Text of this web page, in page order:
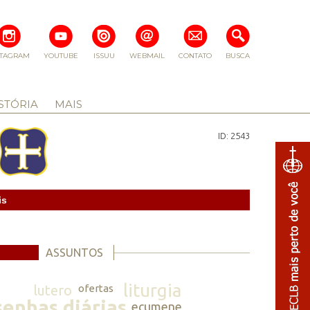
BUSCA
CONTATO
WEBMAIL
ISSUU
YOUTUBE
MAIS
ID: 2543
ASSUNTOS
lutero ofertas liturgia
ecumene